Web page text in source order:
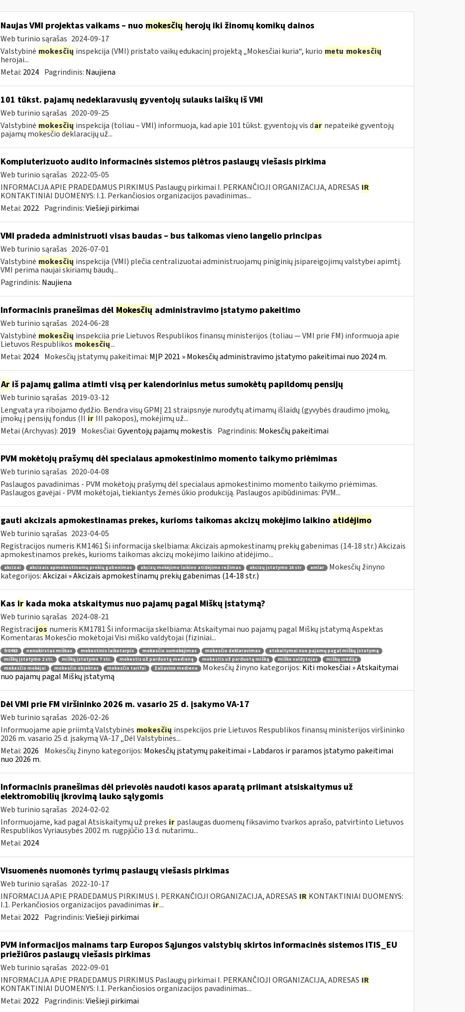
Naujas VMI projektas vaikams – nuo mokesčių herojų iki žinomų komikų dainos
Web turinio sąrašas 2024-09-17
Valstybinė mokesčių inspekcija (VMI) pristato vaikų edukacinį projektą „Mokesčiai kuria“, kurio metu mokesčių
herojai...
Metai: 2024 Pagrindinis: Naujiena
101 tūkst. pajamų nedeklaravusių gyventojų sulauks laiškų iš VMI
Web turinio sąrašas 2020-09-25
Valstybinė mokesčių inspekcija (toliau – VMI) informuoja, kad apie 101 tūkst. gyventojų vis dar nepateikė gyventojų
pajamų mokesčio deklaracijų už...
Kompiuterizuoto audito informacinės sistemos plėtros paslaugų viešasis pirkima
Web turinio sąrašas 2022-05-05
INFORMACIJA APIE PRADEDAMUS PIRKIMUS Paslaugų pirkimai I. PERKANČIOJI ORGANIZACIJA, ADRESAS IR
KONTAKTINIAI DUOMENYS: I.1. Perkančiosios organizacijos pavadinimas...
Metai: 2022 Pagrindinis:Viešieji pirkimai
VMI pradeda administruoti visas baudas – bus taikomas vieno langelio principas
Web turinio sąrašas 2026-07-01
Valstybinė mokesčių inspekcija (VMI) plečia centralizuotai administruojamų piniginių įsipareigojimų valstybei apimtį.
VMI perima naujai skiriamų baudų...
Pagrindinis: Naujiena
Informacinis pranešimas dėl Mokesčių administravimo įstatymo pakeitimo
Web turinio sąrašas 2024-06-28
Valstybinė mokesčių inspekcija prie Lietuvos Respublikos finansų ministerijos (toliau — VMI prie FM) informuoja apie
Lietuvos Respublikosmokesčių...
Metai: 2024 Mokesčių įstatymų pakeitimai: MĮP 2021 » Mokesčių administravimo įstatymo pakeitimai nuo 2024 m.
Ariš pajamų galima atimti visą per kalendorinius metus sumokėtų papildomų pensijų
Web turinio sąrašas 2019-03-12
Lengvata yra ribojamo dydžio. Bendra visų GPMĮ 21 straipsnyje nurodytų atimamų išlaidų (gyvybės draudimo įmokų,
įmokų į pensijų fondus (II ir III pakopos), mokėjimų už...
Metai (Archyvas): 2019 Mokesčiai:Gyventojų pajamų mokestis Pagrindinis: Mokesčių pakeitimai
PVM mokėtojų prašymų dėl specialaus apmokestinimo momento taikymo priėmimas
Web turinio sąrašas 2020-04-08
Paslaugos pavadinimas - PVM mokėtojų prašymų dėl specialaus apmokestinimo momento taikymo priėmimas.
Paslaugos gavėjai - PVM mokėtojai, tiekiantys žemės ūkio produkciją. Paslaugos apibūdinimas: PVM...
gauti akcizais apmokestinamas prekes, kurioms taikomas akcizų mokėjimo laikino atidėjimo
Web turinio sąrašas 2023-04-05
Registracijos numeris KM1461 Ši informacija skelbiama: Akcizais apmokestinamų prekių gabenimas (14-18 str.) Akcizais
apmokestinamos prekės, kurioms taikomas akcizų mokėjimo laikino atidėjimo...
akcizai akcizais apmokestinamų prekių gabenimas akcizų mokėjimo laikino atidėjimo režimas akcizų įstatymo 16 str amlar
Mokesčių žinyno
kategorijos:Akcizai » Akcizais apmokestinamų prekių gabenimas (14-18 str.)
Kas irkada moka atskaitymus nuo pajamų pagal Miškų įstatymą?
Web turinio sąrašas 2024-08-21
Registracijos numeris KM1781 Ši informacija skelbiama: Atskaitymai nuo pajamų pagal Miškų įstatymą Aspektas
Komentaras Mokesčio mokėtojai Visi miško valdytojai (fiziniai...
fr0463 nenukirstas miškas mokestinis laikotarpis mokesčio sumokėjimas mokesčio deklaravimas
atskaitymai nuo pajamų pagal miškų įstatymą
miškų įstatymo 2 str.
miškų įstatymo 7 str. mokestis už parduotą medieną mokestis už parduotą mišką miško valdytojas
miškų urėdija
mokesčio mokėjai
mokesčio objektas mokesčio tarifai žaliavinė mediena Mokesčių žinyno kategorijos: Kiti mokesčiai » Atskaitymai
nuo pajamų pagal Miškų įstatymą
Dėl VMI prie FM viršininko 2026 m. vasario 25 d. įsakymo VA-17
Web turinio sąrašas 2026-02-26
Informuojame apie priimtą Valstybinės mokesčių inspekcijos prie Lietuvos Respublikos finansų ministerijos viršininko
2026 m. vasario 25 d. įsakymą VA-17 „Dėl Valstybinės...
Metai: 2026 Mokesčių žinyno kategorijos: Mokesčių įstatymų pakeitimai » Labdaros ir paramos įstatymo pakeitimai
nuo 2026 m.
Informacinis pranešimas dėl prievolės naudoti kasos aparatą priimant atsiskaitymus už
elektromobilių įkrovimą lauko sąlygomis
Web turinio sąrašas 2024-02-02
Informuojame, kad pagal Atsiskaitymų už prekes ir paslaugas duomenų fiksavimo tvarkos aprašo, patvirtinto Lietuvos
Respublikos Vyriausybės 2002 m. rugpjūčio 13 d. nutarimu...
Metai: 2024
Visuomenės nuomonės tyrimų paslaugų viešasis pirkimas
Web turinio sąrašas 2022-10-17
INFORMACIJA APIE PRADEDAMUS PIRKIMUS I. PERKANČIOJI ORGANIZACIJA, ADRESAS IR KONTAKTINIAI DUOMENYS:
I.1. Perkančiosios organizacijos pavadinimas ir...
Metai: 2022 Pagrindinis:Viešieji pirkimai
PVM informacijos mainams tarp Europos Sąjungos valstybių skirtos informacinės sistemos ITIS_EU
priežiūros paslaugų viešasis pirkimas
Web turinio sąrašas 2022-09-01
INFORMACIJA APIE PRADEDAMUS PIRKIMUS Paslaugų pirkimai I. PERKANČIOJI ORGANIZACIJA, ADRESAS IR
KONTAKTINIAI DUOMENYS: I.1. Perkančiosios organizacijos pavadinimas...
Metai: 2022 Pagrindinis:Viešieji pirkimai